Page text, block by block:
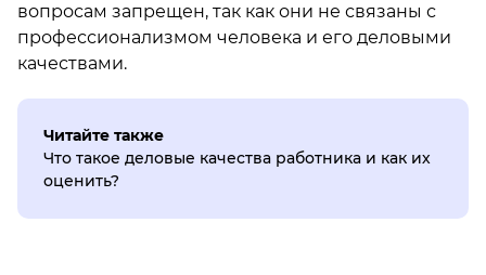
вопросам запрещен, так как они не связаны с
профессионализмом человека и его деловыми
качествами.
Читайте также
Что такое деловые качества работника и как их
оценить?